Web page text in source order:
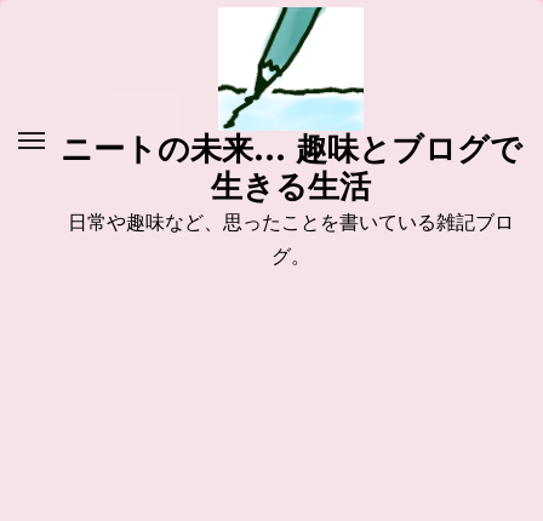
ニートの未来... 趣味とブログで
生きる生活
日常や趣味など、思ったことを書いている雑記ブロ
グ。